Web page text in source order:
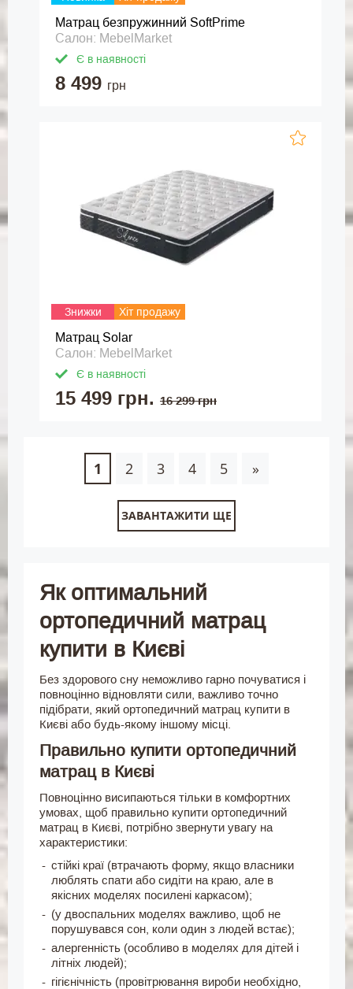
Матрац безпружинний SoftPrime
Салон: MebelMarket
Є в наявності
8 499 грн
Знижки Хіт продажу
Матрац Solar
Салон: MebelMarket
Є в наявності
15 499 грн. 16 299 грн
1 2 3 4 5 »
ЗАВАНТАЖИТИ ЩЕ
Як оптимальний
ортопедичний матрац
купити в Києві
Без здорового сну неможливо гарно почуватися і
повноцінно відновляти сили, важливо точно
підібрати, який ортопедичний матрац купити в
Києві або будь-якому іншому місці.
Правильно купити ортопедичний
матрац в Києві
Повноцінно висипаються тільки в комфортних
умовах, щоб правильно купити ортопедичний
матрац в Києві, потрібно звернути увагу на
характеристики:
стійкі краї (втрачають форму, якщо власники
люблять спати або сидіти на краю, але в
якісних моделях посилені каркасом);
(у двоспальних моделях важливо, щоб не
порушувався сон, коли один з людей встає);
алергенність (особливо в моделях для дітей і
літніх людей);
гігієнічність (провітрювання вироби необхідно,